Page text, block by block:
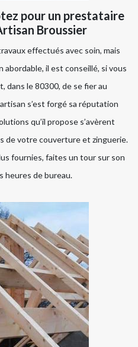
pour un prestataire
Broussier
effectués avec soin, mais
il est conseillé, si vous
dans le 80300, de se fier au
s’est forgé sa réputation
qu’il propose s’avèrent
de votre couverture et zinguerie.
fournies, faites un tour sur son
heures de bureau.